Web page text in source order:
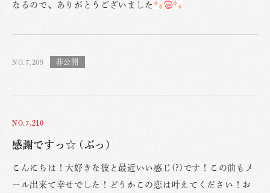
なるので、ありがとうございました
NO.7,209
NO.7,210
感謝ですっ☆ (ぶっ)
こんにちは！大好きな彼と最近いい感じ(?)です！この前もメ
ール出来て幸せでした！どうかこの恋は叶えてください！お